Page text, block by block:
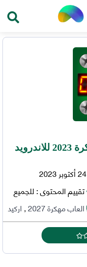
24 أكتوبر 2023
تقييم المحتوى :للجميع
العاب مهكرة 2027
,اركيد